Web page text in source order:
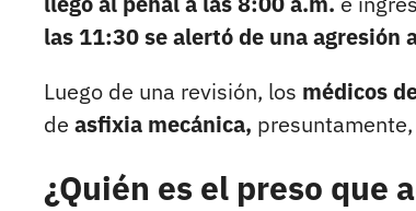
las 11:30 se alertó de una agresión
Luego de una revisión, los médicos
de asfixia mecánica,
¿Quién es el preso que